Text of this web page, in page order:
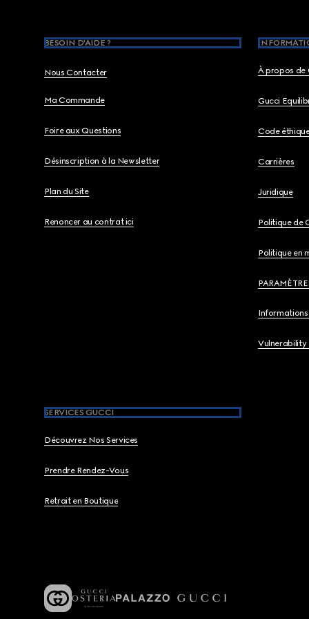
BESOIN D'AIDE ?
Nous Contacter
Ma Commande
Foire aux Questions
Désinscription à la Newsletter
Plan du Site
Renoncer au contrat ici
À propos de
Gucci
Code
Carrières
Juridique
Politique de
Politique en
Informations
Vulnerability
SERVICES GUCCI
Découvrez Nos Services
Prendre Rendez-Vous
Retrait en Boutique